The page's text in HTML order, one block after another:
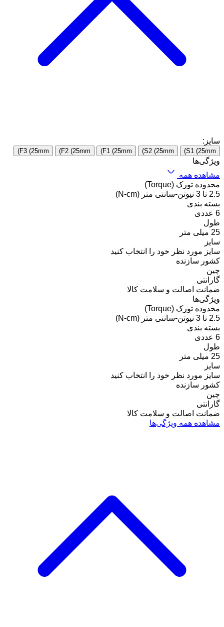
سایز:
S1 (25mm)
S2 (25mm)
F1 (25mm)
F2 (25mm)
F3 (25mm)
ویژگی‌ها
مشاهده همه
محدوده تورک (Torque)
2.5 تا 3 نیوتن-سانتی متر (N-cm)
بسته بندی
6 عددی
طول
25 میلی متر
سایز
سایز مورد نظر خود را انتخاب کنید
کشور سازنده
چین
گارانتی
ضمانت اصالت و سلامت کالا
ویژگی‌ها
محدوده تورک (Torque)
2.5 تا 3 نیوتن-سانتی متر (N-cm)
بسته بندی
6 عددی
طول
25 میلی متر
سایز
سایز مورد نظر خود را انتخاب کنید
کشور سازنده
چین
گارانتی
ضمانت اصالت و سلامت کالا
مشاهده همه ویژگی‌ها